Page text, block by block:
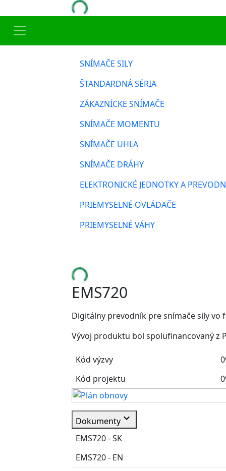
SNÍMAČE SILY
ŠTANDARDNÁ SÉRIA
ZÁKAZNÍCKE SNÍMAČE
SNÍMAČE MOMENTU
SNÍMAČE UHLA
SNÍMAČE DRÁHY
ELEKTRONICKÉ JEDNOTKY A
PRIEMYSELNÉ OVLÁDAČE
PRIEMYSELNÉ VÁHY
EMS720
Digitálny prevodník pre snímače sily vo
Vývoj produktu bol spolufinancovaný z
Kód výzvy
Kód projektu
Dokumenty expand_more
EMS720 - SK
EMS720 - EN